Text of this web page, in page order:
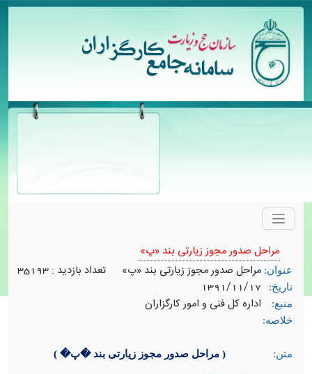
مراحل صدور مجوز زیارتی بند «پ»
عنوان: تعداد بازدید : 35193 مراحل صدور مجوز زیارتی بند «پ»
تاریخ: 1391/11/17
منبع: اداره کل فنی و امور کارگزاران
خلاصه:
متن: (مراحل صدور مجوز زیارتی بند �پ� )